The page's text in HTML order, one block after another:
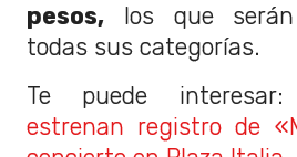
pesos, los que
todas sus categorías.
Te puede
estrenan registro de